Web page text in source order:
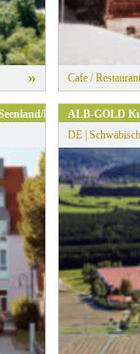
» Cafe /
Naturpark
ALB-GOLD
DE |